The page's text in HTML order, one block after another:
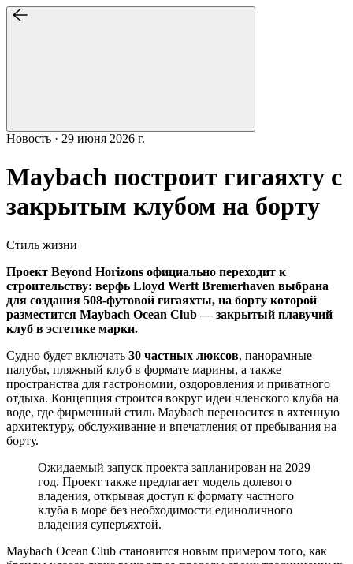
Новость · 29 июня 2026 г.
Maybach построит гигаяхту с
закрытым клубом на борту
Стиль жизни
Проект Beyond Horizons официально переходит к
строительству: верфь Lloyd Werft Bremerhaven выбрана
для создания 508-футовой гигаяхты, на борту которой
разместится Maybach Ocean Club — закрытый плавучий
клуб в эстетике марки.
Судно будет включать 30 частных люксов, панорамные
палубы, пляжный клуб в формате марины, а также
пространства для гастрономии, оздоровления и приватного
отдыха. Концепция строится вокруг идеи членского клуба на
воде, где фирменный стиль Maybach переносится в яхтенную
архитектуру, обслуживание и впечатления от пребывания на
борту.
Ожидаемый запуск проекта запланирован на 2029
год. Проект также предлагает модель долевого
владения, открывая доступ к формату частного
клуба в море без необходимости единоличного
владения суперъяхтой.
Maybach Ocean Club становится новым примером того, как